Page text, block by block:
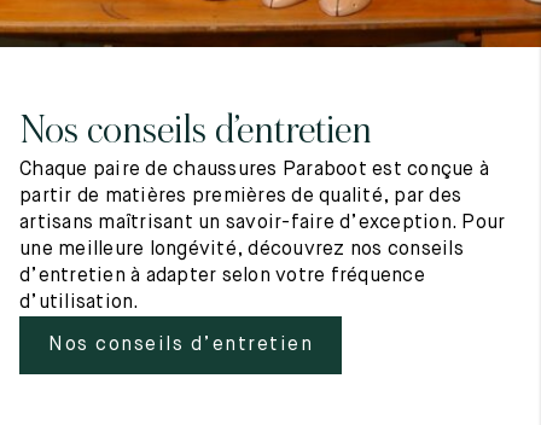
Nos conseils d’entretien
Chaque paire de chaussures Paraboot est conçue à
partir de matières premières de qualité, par des
artisans maîtrisant un savoir-faire d’exception. Pour
une meilleure longévité, découvrez nos conseils
d’entretien à adapter selon votre fréquence
d’utilisation.
Nos conseils d’entretien